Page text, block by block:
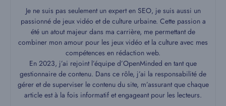
Je ne suis pas seulement un expert en SEO, je suis aussi un
passionné de jeux vidéo et de culture urbaine. Cette passion a
été un atout majeur dans ma carrière, me permettant de
combiner mon amour pour les jeux vidéo et la culture avec mes
compétences en rédaction web.
En 2023, j’ai rejoint l’équipe d’OpenMinded en tant que
gestionnaire de contenu. Dans ce rôle, j’ai la responsabilité de
gérer et de superviser le contenu du site, m’assurant que chaque
article est à la fois informatif et engageant pour les lecteurs.